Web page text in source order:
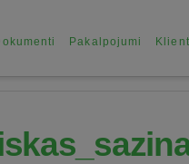
Pakalpojumi